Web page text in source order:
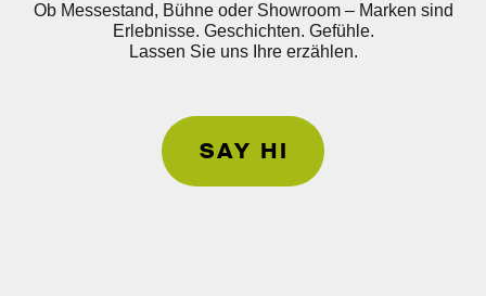
Ob Messestand, Bühne oder Showroom – Marken sind
Erlebnisse. Geschichten. Gefühle.
Lassen Sie uns Ihre erzählen.
SAY HI